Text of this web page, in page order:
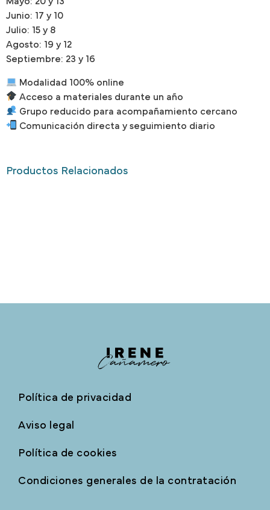
Junio: 17 y 10
Julio: 15 y 8
Agosto: 19 y 12
Septiembre: 23 y 16
Modalidad 100% online
Acceso a materiales durante un año
Grupo reducido para acompañamiento cercano
Comunicación directa y seguimiento diario
Productos Relacionados
Política de privacidad
Aviso legal
Política de cookies
Condiciones generales de la contratación